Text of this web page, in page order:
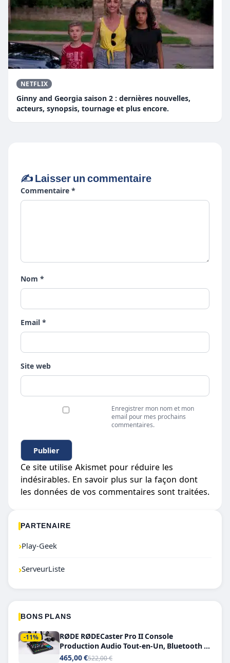
NETFLIX
Ginny and Georgia saison 2 : dernières nouvelles,
acteurs, synopsis, tournage et plus encore.
✍️ Laisser un commentaire
Commentaire *
Nom *
Email *
Site web
Enregistrer mon nom et mon
email pour mes prochains
commentaires.
Ce site utilise Akismet pour réduire les
indésirables. En savoir plus sur la façon dont
les données de vos commentaires sont traitées.
PARTENAIRE
›Play-Geek
›ServeurListe
BONS PLANS
-11%
RØDE RØDECaster Pro II Console
Production Audio Tout-en-Un, Bluetooth et
Double USB-C
465,00 €522,00 €